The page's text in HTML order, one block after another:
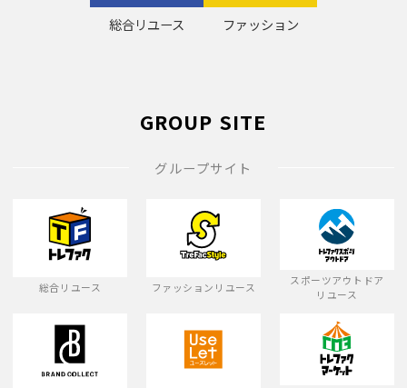
総合リユース ファッション
GROUP SITE
グループサイト
総合リユース ファッションリユース
スポーツアウトドア
リユース